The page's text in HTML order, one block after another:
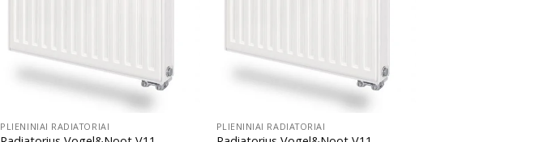
PLIENINIAI RADIATORIAI PLIENINIAI RADIATORIAI